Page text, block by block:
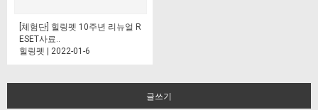
[체험단] 힐링펫 10주년 리뉴얼 R
ESET사료..
힐링펫 | 2022-01-6
글쓰기